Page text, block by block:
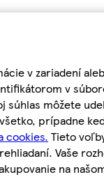
v zariadení
v
súhlas môžete
prípadne
cookies. Tieto
Vaše
na